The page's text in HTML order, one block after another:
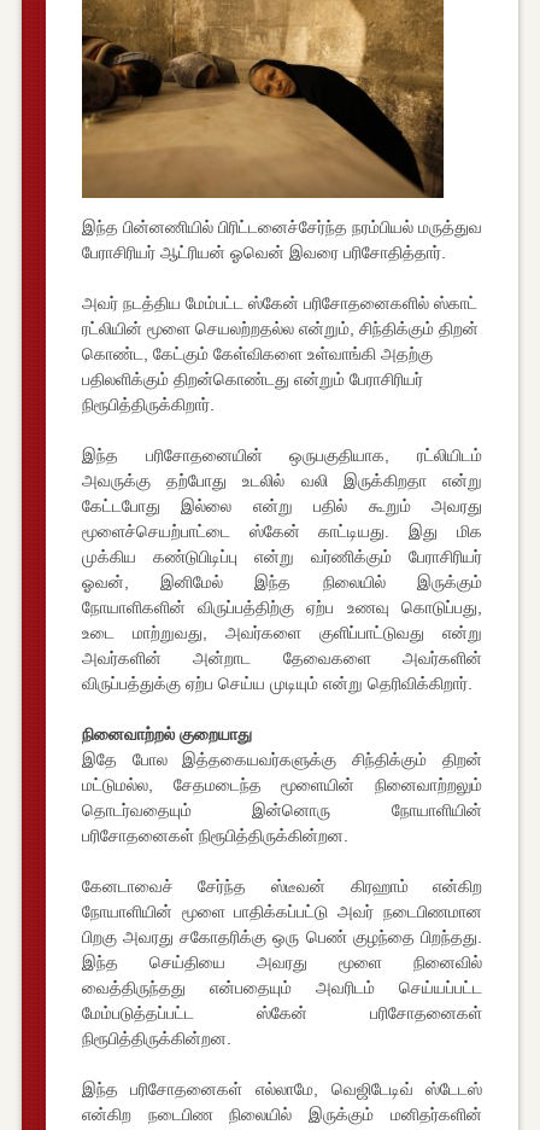
இந்த பின்னணியில் பிரிட்டனைச்சேர்ந்த நரம்பியல் மருத்துவ
பேராசிரியர் ஆட்ரியன் ஓவென் இவரை பரிசோதித்தார்.
அவர் நடத்திய மேம்பட்ட ஸ்கேன் பரிசோதனைகளில் ஸ்காட்
ரட்லியின் மூளை செயலற்றதல்ல என்றும், சிந்திக்கும் திறன்
கொண்ட, கேட்கும் கேள்விகளை உள்வாங்கி அதற்கு
பதிலளிக்கும் திறன்கொண்டது என்றும் பேராசிரியர்
நிரூபித்திருக்கிறார்.
இந்த பரிசோதனையின் ஒருபகுதியாக, ரட்லியிடம்
அவருக்கு தற்போது உடலில் வலி இருக்கிறதா என்று
கேட்டபோது இல்லை என்று பதில் கூறும் அவரது
மூளைச்செயற்பாட்டை ஸ்கேன் காட்டியது. இது மிக
முக்கிய கண்டுபிடிப்பு என்று வர்ணிக்கும் பேராசிரியர்
ஓவன், இனிமேல் இந்த நிலையில் இருக்கும்
நோயாளிகளின் விருப்பத்திற்கு ஏற்ப உணவு கொடுப்பது,
உடை மாற்றுவது, அவர்களை குளிப்பாட்டுவது என்று
அவர்களின் அன்றாட தேவைகளை அவர்களின்
விருப்பத்துக்கு ஏற்ப செய்ய முடியும் என்று தெரிவிக்கிறார்.
நினைவாற்றல் குறையாது
இதே போல இத்தகையவர்களுக்கு சிந்திக்கும் திறன்
மட்டுமல்ல, சேதமடைந்த மூளையின் நினைவாற்றலும்
தொடர்வதையும் இன்னொரு நோயாளியின்
பரிசோதனைகள் நிரூபித்திருக்கின்றன.
கேனடாவைச் சேர்ந்த ஸ்டீவன் கிரஹாம் என்கிற
நோயாளியின் மூளை பாதிக்கப்பட்டு அவர் நடைபிணமான
பிறகு அவரது சகோதரிக்கு ஒரு பெண் குழந்தை பிறந்தது.
இந்த செய்தியை அவரது மூளை நினைவில்
வைத்திருந்தது என்பதையும் அவரிடம் செய்யப்பட்ட
மேம்படுத்தப்பட்ட ஸ்கேன் பரிசோதனைகள்
நிரூபித்திருக்கின்றன.
இந்த பரிசோதனைகள் எல்லாமே, வெஜிடேடிவ் ஸ்டேடஸ்
என்கிற நடைபிண நிலையில் இருக்கும் மனிதர்களின்